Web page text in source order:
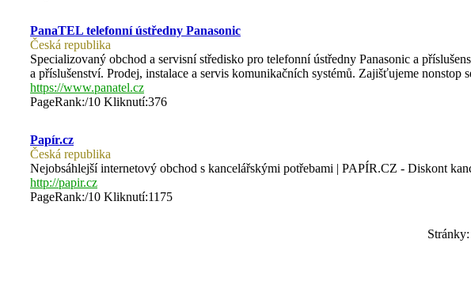
PanaTEL telefonní ústředny Panasonic
Česká republika
Specializovaný obchod a servisní středisko pro telefonní ústředny Panasonic a
a příslušenství. Prodej, instalace a servis komunikačních systémů. Zajišťujeme nonstop
https://www.panatel.cz
PageRank:/10 Kliknutí:376
Papír.cz
Česká republika
Nejobsáhlejší internetový obchod s kancelářskými potřebami | PAPÍR.CZ - Diskont
http://papir.cz
PageRank:/10 Kliknutí:1175
Stránky: